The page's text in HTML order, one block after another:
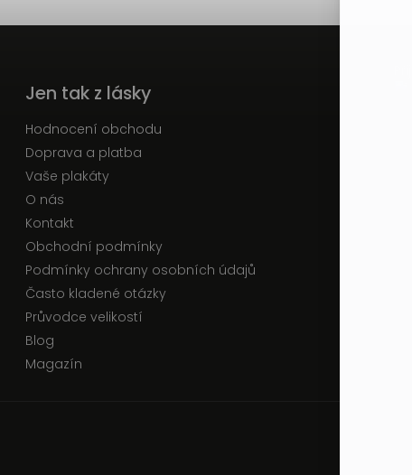
Jen tak z lásky
Hodnocení obchodu
Doprava a platba
Vaše plakáty
O nás
Kontakt
Obchodní podmínky
Podmínky ochrany osobních údajů
Často kladené otázky
Průvodce velikostí
Blog
Magazín